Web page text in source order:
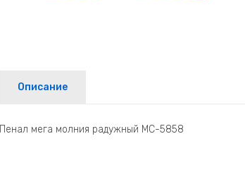
Описание
Пенал мега молния радужный МС-5858